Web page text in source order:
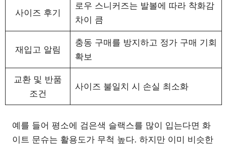
사이즈 후기
로우 스니커즈는 발볼에 따라 착화감
차이 큼
재입고 알림
충동 구매를 방지하고 정가 구매 기회
확보
교환 및 반품
조건
사이즈 불일치 시 손실 최소화
예를 들어 평소에 검은색 슬랙스를 많이 입는다면 화
이트 문슈는 활용도가 무척 높다. 하지만 이미 비슷한